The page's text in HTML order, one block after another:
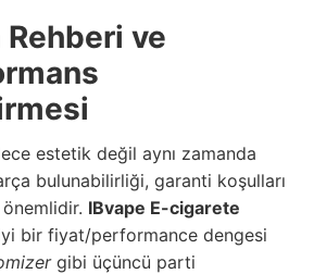
Rehberi ve
estetik değil aynı zamanda
bulunabilirliği, garanti koşulları
IBvape E-cigarete
bir fiyat/performance dengesi
gibi üçüncü parti